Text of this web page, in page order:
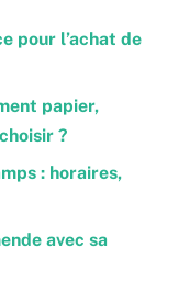
pour l’achat de
papier,
?
: horaires,
avec sa